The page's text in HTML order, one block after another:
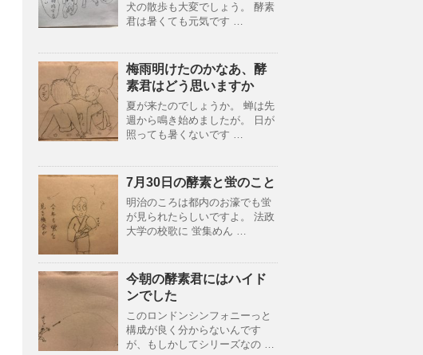
犬の散歩も大変でしょう。 酵素
君は暑くても元気です …
梅雨明けたのかなあ、酵
素君はどう思いますか
夏が来たのでしょうか。 蝉は先
週から鳴き始めましたが。 日が
照っても暑くないです …
7月30日の酵素と蛍のこと
明治のころは都内のお濠でも蛍
が見られたらしいですよ。 法政
大学の校歌に 蛍集めん …
今朝の酵素君にはハイド
ンでした
このロンドンシンフォニーっと
構成が良く分からないんです
が、もしかしてシリーズなの …